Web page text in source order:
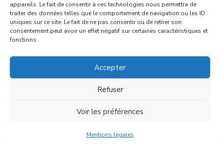
appareils. Le fait de consentir à ces technologies nous permettra de
traiter des données telles que le comportement de navigation ou les ID
uniques sur ce site. Le fait de ne pas consentir ou de retirer son
consentement peut avoir un effet négatif sur certaines caractéristiques et
fonctions.
Accepter
Refuser
Voir les préférences
Mentions légales